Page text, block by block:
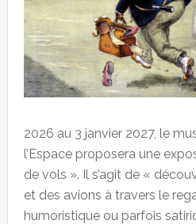
2026 au 3 janvier 2027, le
l’Espace proposera une
de vols ». Il s’agit de «
et des avions à travers le
humoristique ou parfois